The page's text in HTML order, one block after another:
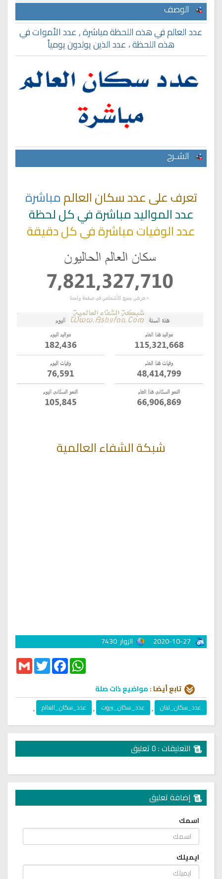
الوصف
عدد العالم في هذه اللحظة مباشرة , عدد الأموات في
هذه اللحظة ، عدد الذين يولدون يومياً
الشـرح
تعرف على عدد سكان العالممباشرة
عدد المواليد مباشرة في كل لحظة
عدد الوفيات مباشرة في كل دقيقة
شبكة الشفاء العالمية
الزوار
GmailTwitterFacebookWhatsApp
تابع أيضا :مواضيع ذات صلة
عدد_سكان_لبنان , عدد_سكان_بيروت , عدد_سكان_العالم ,
التعليقات : 0 تعليق
إضافة تعليق
اسمك
ايميلك